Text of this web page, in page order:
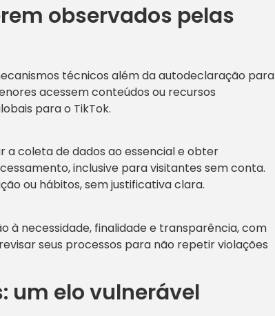
observados pelas
técnicos além da autodeclaração para
acessem conteúdos ou recursos
para o TikTok.
a coleta de dados ao essencial e obter
inclusive para visitantes sem conta.
ou hábitos, sem justificativa clara.
à necessidade, finalidade e transparência, com
seus processos para não repetir violações
um elo vulnerável